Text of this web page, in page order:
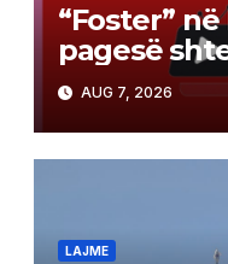
“Foster”
pagesë
recetë
participim
AUG 7, 2026
LAJME